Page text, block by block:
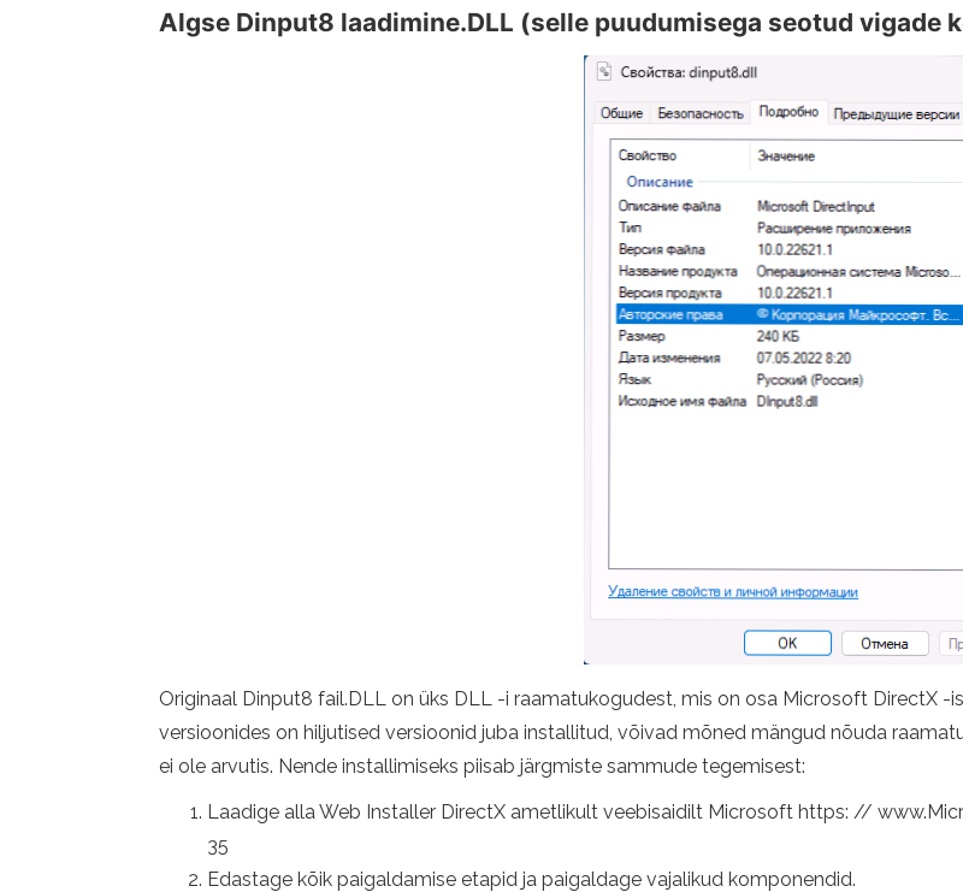
Algse Dinput8 laadimine.DLL (selle puudumisega seotud vigade
Originaal Dinput8 fail.DLL on üks DLL -i raamatukogudest, mis on osa Microsoft DirectX
versioonides on hiljutised versioonid juba installitud, võivad mõned mängud nõuda
ei ole arvutis. Nende installimiseks piisab järgmiste sammude tegemisest:
Laadige alla Web Installer DirectX ametlikult veebisaidilt Microsoft https: //
35
Edastage kõik paigaldamise etapid ja paigaldage vajalikud komponendid.